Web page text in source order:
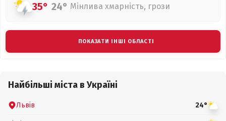
35° 24° Мінлива хмарність, грози
ПОКАЗАТИ ІНШІ ОБЛАСТІ
Найбільші міста в Україні
Львів 24°